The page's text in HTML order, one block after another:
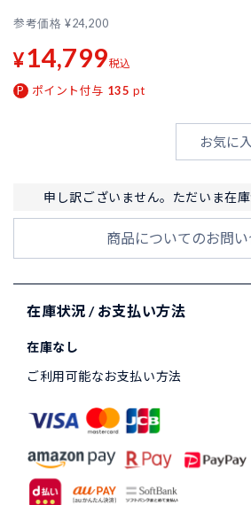
参考価格 ¥24,200
¥14,799税込
ポイント付与 135 pt
お気に
申し訳ございません。ただいま在庫
商品についてのお問
在庫状況 / お支払い方法
在庫なし
ご利用可能なお支払い方法